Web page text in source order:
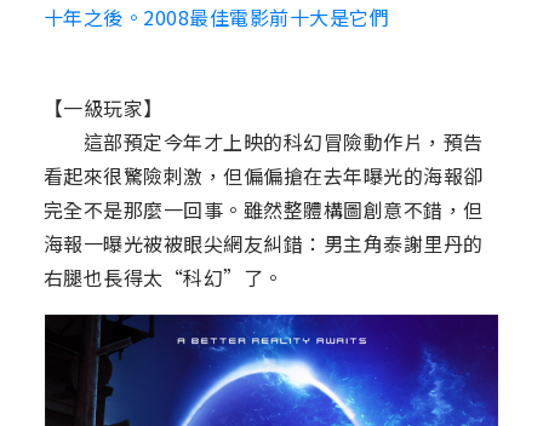
十年之後。2008最佳電影前十大是它們
【一級玩家】
這部預定今年才上映的科幻冒險動作片，預告
看起來很驚險刺激，但偏偏搶在去年曝光的海報卻
完全不是那麼一回事。雖然整體構圖創意不錯，但
海報一曝光被被眼尖網友糾錯：男主角泰謝里丹的
右腿也長得太“科幻”了。